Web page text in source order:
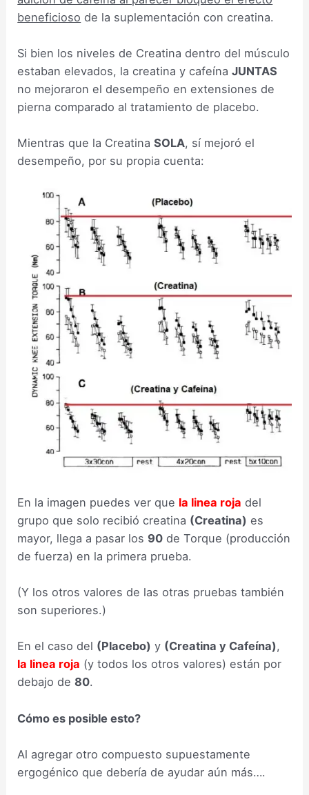
beneficioso de la suplementación con creatina.
Si bien los niveles de Creatina dentro del músculo
estaban elevados, la creatina y cafeínaJUNTAS
no mejoraron el desempeño en extensiones de
pierna comparado al tratamiento de placebo.
Mientras que la CreatinaSOLA, sí mejoró el
desempeño, por su propia cuenta:
En la imagen puedes ver que la linea roja del
grupo que solo recibió creatina (Creatina) es
mayor, llega a pasar los 90 de Torque (producción
de fuerza) en la primera prueba.
(Y los otros valores de las otras pruebas también
son superiores.)
En el caso del (Placebo) y (Creatina y Cafeína),
la linea roja (y todos los otros valores) están por
debajo de80.
Cómo es posible esto?
Al agregar otro compuesto supuestamente
ergogénico que debería de ayudar aún más….